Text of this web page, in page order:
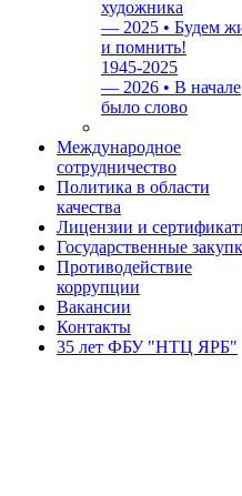
художника
— 2025 • Будем
и помнить!
1945-2025
— 2026 • В начале
было слово
Международное
сотрудничество
Политика в области
качества
Лицензии и
Государственные
Противодействие
коррупции
Вакансии
Контакты
35 лет ФБУ "НТЦ ЯРБ"